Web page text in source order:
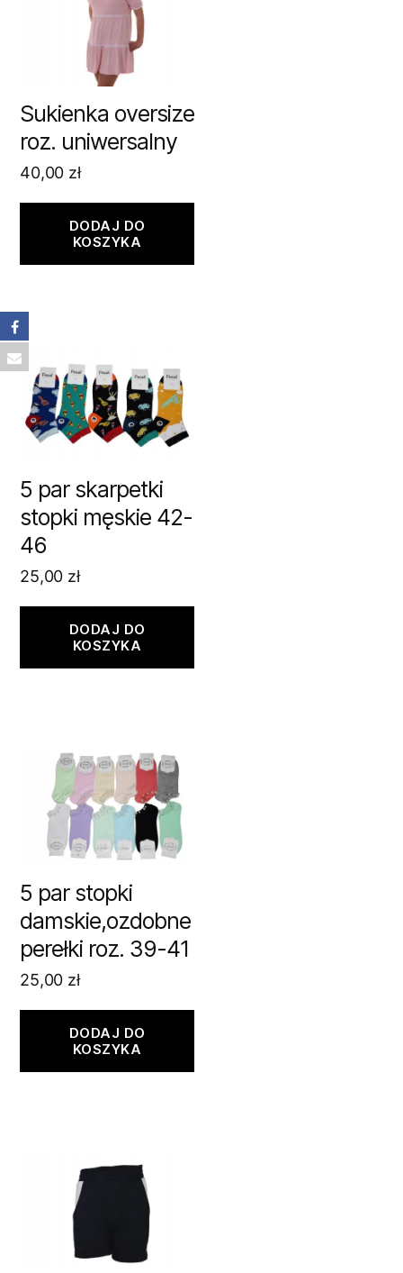
Sukienka oversize
roz. uniwersalny
40,00 zł
DODAJ DO
KOSZYKA
5 par skarpetki
stopki męskie 42-
46
25,00 zł
DODAJ DO
KOSZYKA
5 par stopki
damskie,ozdobne
perełki roz. 39-41
25,00 zł
DODAJ DO
KOSZYKA